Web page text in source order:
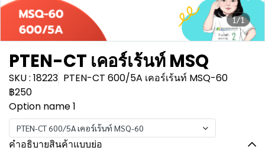
1/1
PTEN-CT เคอร์เร้นท์ MSQ
SKU : 18223 PTEN-CT 600/5A เคอร์เร้นท์ MSQ-60
฿250
Option name 1
PTEN-CT 600/5A เคอร์เร้นท์ MSQ-60
คำอธิบายสินค้าแบบย่อ